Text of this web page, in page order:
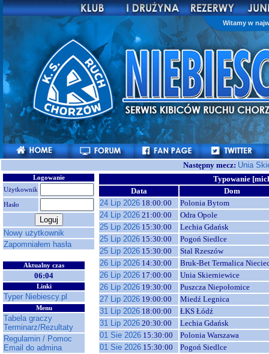
Witamy w
Następny mecz: Unia
Logowanie
Użytkownik
Hasło
Nowy użytkownik
Zapomniałem hasła
Aktualny czas
06:04
Linki
Typer Niebiescy.pl
Menu
Tabela graczy
Terminarz/Rezultaty
Regulamin / Pomoc
Email do admina
Typowanie
Data
Dom
24 Lip 2026 18:00:00
Polonia Bytom
24 Lip 2026 21:00:00
Odra Opole
25 Lip 2026 15:30:00
Lechia Gdańsk
25 Lip 2026 15:30:00
Pogoń Siedlce
25 Lip 2026 15:30:00
Stal Rzeszów
26 Lip 2026 14:30:00
Bruk-Bet Termalica
26 Lip 2026 17:00:00
Unia Skierniewice
26 Lip 2026 19:30:00
Puszcza Niepołomice
27 Lip 2026 19:00:00
Miedź Legnica
31 Lip 2026 18:00:00
ŁKS Łódź
31 Lip 2026 20:30:00
Lechia Gdańsk
01 Sie 2026 15:30:00
Polonia Warszawa
01 Sie 2026 15:30:00
Pogoń Siedlce